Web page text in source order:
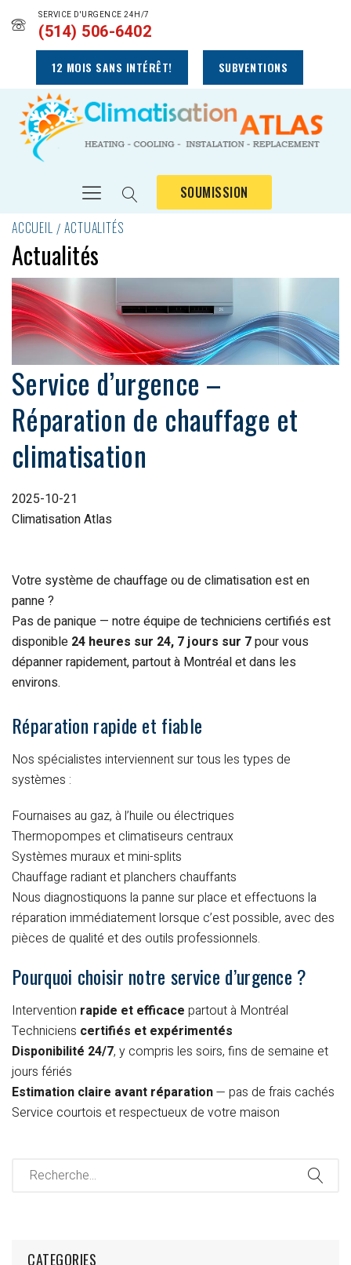
SERVICE D'URGENCE 24H/7
(514) 506-6402
12 MOIS SANS INTÉRÊT! SUBVENTIONS
SOUMISSION
ACCUEIL
ACTUALITÉS
Actualités
Service d’urgence –
Réparation de chauffage et
climatisation
2025-10-21
Climatisation Atlas
Votre système de chauffage ou de climatisation est en
panne ?
Pas de panique — notre équipe de techniciens certifiés est
disponible 24 heures sur 24, 7 jours sur 7pour vous
dépanner rapidement, partout à Montréal et dans les
environs.
Réparation rapide et fiable
Nos spécialistes interviennent sur tous les types de
systèmes :
Fournaises au gaz, à l’huile ou électriques
Thermopompes et climatiseurs centraux
Systèmes muraux et mini-splits
Chauffage radiant et planchers chauffants
Nous diagnostiquons la panne sur place et effectuons la
réparation immédiatement lorsque c’est possible, avec des
pièces de qualité et des outils professionnels.
Pourquoi choisir notre service d’urgence ?
Intervention rapide et efficace partout à Montréal
Techniciens certifiés et expérimentés
Disponibilité 24/7, y compris les soirs, fins de semaine et
jours fériés
Estimation claire avant réparation— pas de frais cachés
Service courtois et respectueux de votre maison
CATEGORIES